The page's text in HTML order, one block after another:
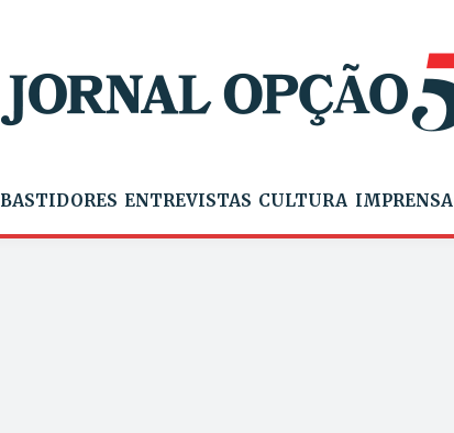
BASTIDORES ENTREVISTAS CULTURA IMPRENSA